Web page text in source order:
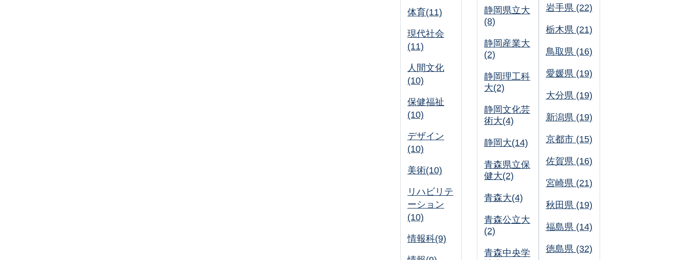
体育(11)
現代社会
(11)
人間文化
(10)
保健福祉
(10)
デザイン
(10)
美術(10)
リハビリテ
ーション
(10)
情報科(9)
静岡県立大
(8)
静岡産業大
(2)
静岡理工科
大(2)
静岡文化芸
術大(4)
静岡大(14)
青森県立保
健大(2)
青森大(4)
青森公立大
(2)
青森中央学
岩手県 (22)
栃木県 (21)
鳥取県 (16)
愛媛県 (19)
大分県 (19)
新潟県 (19)
京都市 (15)
佐賀県 (16)
宮崎県 (21)
秋田県 (19)
福島県 (14)
徳島県 (32)